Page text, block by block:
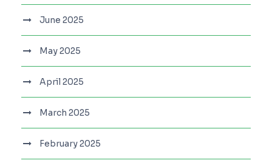
June 2025
May 2025
April 2025
March 2025
February 2025